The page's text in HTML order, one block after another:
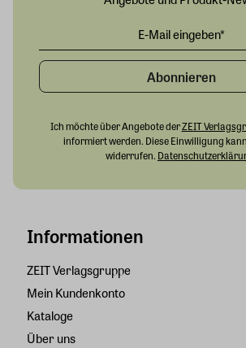
Informationen
ZEIT Verlagsgruppe
Mein Kundenkonto
Kataloge
Über uns
Abonnieren
Ich möchte über Angebote derZEIT
informiert werden. Diese Einwilligung
widerrufen.